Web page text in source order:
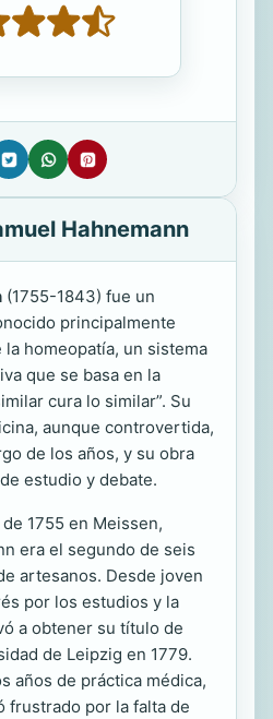
Hahnemann
(1755-1843) fue un
principalmente
homeopatía, un sistema
que se basa en la
cura lo similar”. Su
aunque controvertida,
de los años, y su obra
estudio y debate.
1755 en Meissen,
era el segundo de seis
artesanos. Desde joven
por los estudios y la
a obtener su título de
de Leipzig en 1779.
años de práctica médica,
frustrado por la falta de